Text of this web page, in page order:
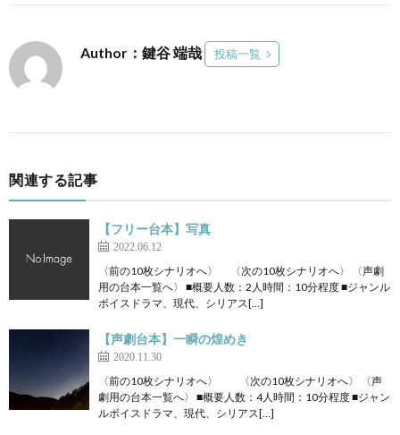
Author：鍵谷 端哉 投稿一覧
関連する記事
【フリー台本】写真
2022.06.12
〈前の10枚シナリオへ〉 〈次の10枚シナリオへ〉 〈声劇
用の台本一覧へ〉 ■概要人数：2人時間：10分程度 ■ジャンル
ボイスドラマ、現代、シリアス[…]
【声劇台本】一瞬の煌めき
2020.11.30
〈前の10枚シナリオへ〉 〈次の10枚シナリオへ〉 〈声
劇用の台本一覧へ〉 ■概要人数：4人時間：10分程度 ■ジャン
ルボイスドラマ、現代、シリアス[…]